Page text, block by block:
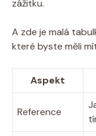
zážitku.
A zde je malá
které byste měli
Aspekt
Reference